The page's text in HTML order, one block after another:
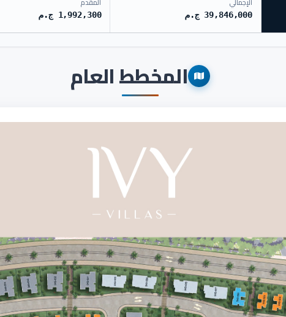
الإجمالي
39,846,000 ج.م
المقدم
1,992,300 ج.م
المخطط العام